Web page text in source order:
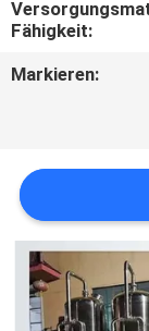
IN
FORDERN
SIE EIN
ZITAT
Fähigkeit:
Markieren: